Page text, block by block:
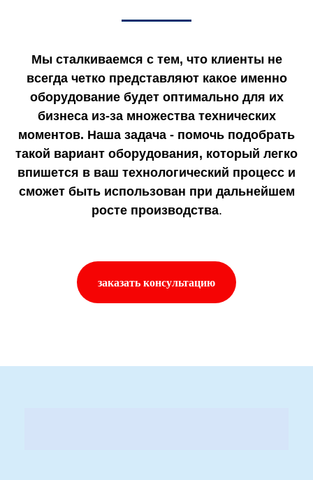
Мы сталкиваемся с тем, что клиенты не
всегда четко представляют какое именно
оборудование будет оптимально для их
бизнеса из-за множества технических
моментов. Наша задача - помочь подобрать
такой вариант оборудования, который легко
впишется в ваш технологический процесс и
сможет быть использован при дальнейшем
росте производства.
заказать консультацию